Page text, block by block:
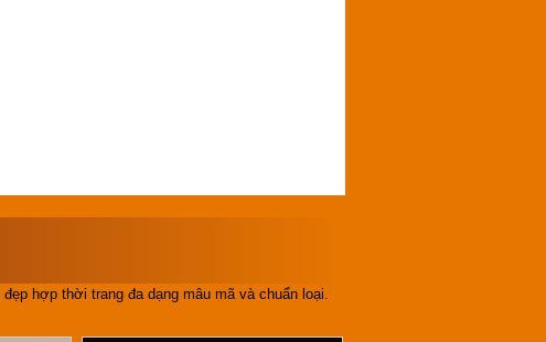
đẹp hợp thời trang đa dạng mâu mã và chuẩn loại.